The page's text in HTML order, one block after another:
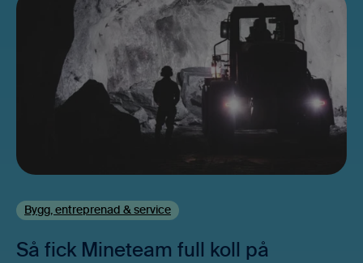
Bygg, entreprenad & service
Så fick Mineteam full koll på